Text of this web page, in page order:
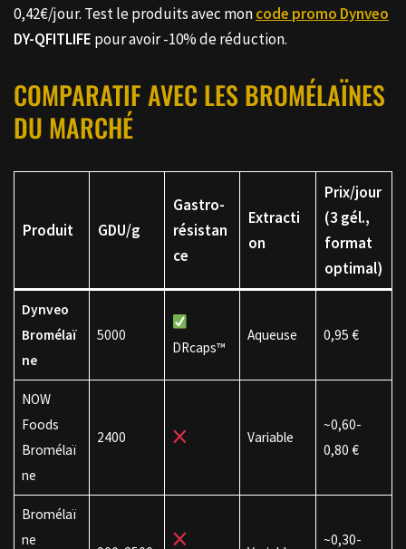
0,42€/jour. Test le produits avec moncode promo Dynveo
DY-QFITLIFE pour avoir -10% de réduction.
COMPARATIF AVEC LES BROMÉLAÏNES
DU MARCHÉ
Produit GDU/g
Gastro-
résistan
ce
Extracti
on
Prix/jour
(3 gél.,
format
optimal)
Dynveo
Bromélaï
ne
5000
DRcaps™
Aqueuse 0,95 €
NOW
Foods
Bromélaï
ne
2400 Variable
~0,60-
0,80 €
Bromélaï
ne
~0,30-